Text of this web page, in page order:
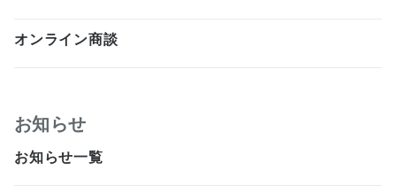
オンライン商談
お知らせ
お知らせ一覧